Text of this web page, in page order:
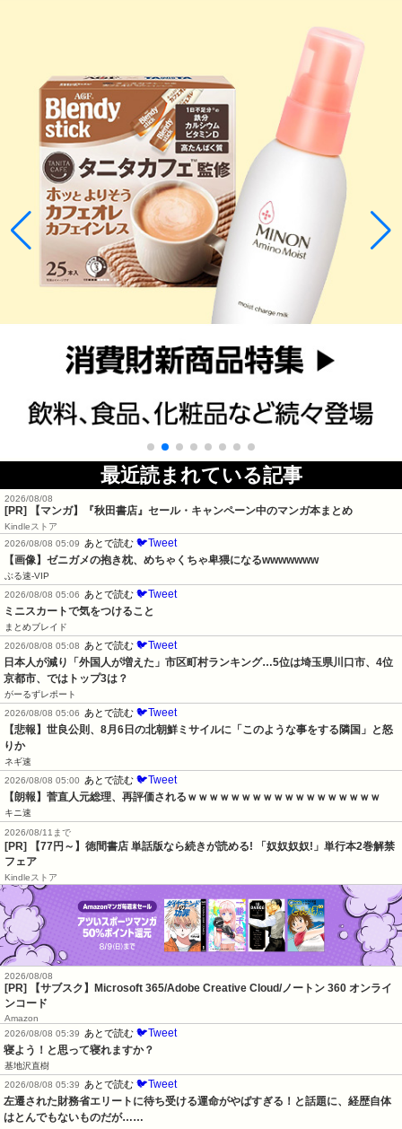
最近読まれている記事
2026/08/08
[PR] 【マンガ】『秋田書店』セール・キャンペーン中のマンガ本まとめ
Kindleストア
2026/08/08 05:09
あとで読む 🐦Tweet
【画像】ゼニガメの抱き枕、めちゃくちゃ卑猥になるwwwwwww
ぶる速-VIP
2026/08/08 05:06
あとで読む 🐦Tweet
ミニスカートで気をつけること
まとめブレイド
2026/08/08 05:08
あとで読む 🐦Tweet
日本人が減り「外国人が増えた」市区町村ランキング…5位は埼玉県川口市、4位
京都市、ではトップ3は？
がーるずレポート
2026/08/08 05:06
あとで読む 🐦Tweet
【悲報】世良公則、8月6日の北朝鮮ミサイルに「このような事をする隣国」と怒
りか
ネギ速
2026/08/08 05:00
あとで読む 🐦Tweet
【朗報】菅直人元総理、再評価されるｗｗｗｗｗｗｗｗｗｗｗｗｗｗｗｗｗｗ
キニ速
2026/08/11まで
[PR] 【77円～】徳間書店 単話版なら続きが読める! 「奴奴奴奴!」単行本2巻解禁
フェア
Kindleストア
2026/08/08
[PR] 【サブスク】Microsoft 365/Adobe Creative Cloud/ノートン 360 オンライ
ンコード
Amazon
2026/08/08 05:39
あとで読む 🐦Tweet
寝よう！と思って寝れますか？
基地沢直樹
2026/08/08 05:39
あとで読む 🐦Tweet
左遷された財務省エリートに待ち受ける運命がやばすぎる！と話題に、経歴自体
はとんでもないものだが……